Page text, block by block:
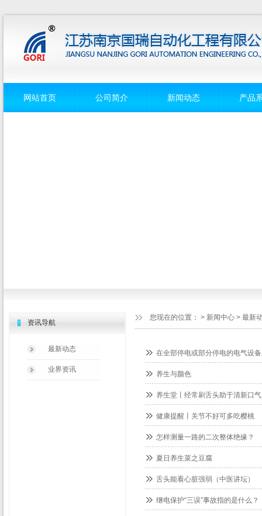
网站首页 公司简介 新闻动态 产品
在全部停电或部分停电的电气设
养生与颜色
养生堂丨经常刷舌头助于清新口气
健康提醒丨关节不好可多吃樱桃
怎样测量一路的二次整体绝缘？
夏日养生菜之豆腐
舌头能看心脏强弱（中医讲坛）
继电保护“三误”事故指的是什么？
您现在的位置： > 新闻中心 > 最新
资讯导航
最新动态
业界资讯